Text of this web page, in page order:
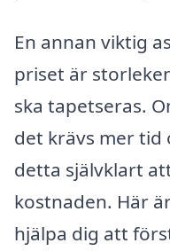
En annan viktig
priset är
ska tapetseras.
det krävs mer tid
detta självklart
kostnaden. Här
hjälpa dig att